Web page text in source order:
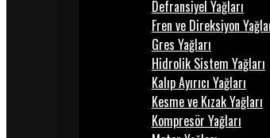
Defransiyel Yağları
Fren ve Direksiyon
Gres Yağları
Hidrolik Sistem Yağları
Kalıp Ayırıcı Yağları
Kesme ve Kızak Yağları
Kompresör Yağları